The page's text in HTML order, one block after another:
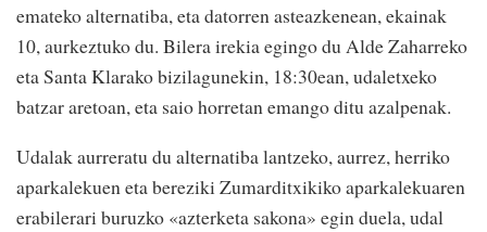
emateko alternatiba, eta datorren asteazkenean, ekainak
10, aurkeztuko du. Bilera irekia egingo du Alde Zaharreko
eta Santa Klarako bizilagunekin, 18:30ean, udaletxeko
batzar aretoan, eta saio horretan emango ditu azalpenak.
Udalak aurreratu du alternatiba lantzeko, aurrez, herriko
aparkalekuen eta bereziki Zumarditxikiko aparkalekuaren
erabilerari buruzko «azterketa sakona» egin duela, udal